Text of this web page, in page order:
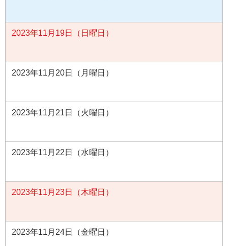
2023年11月19日（日曜日）
2023年11月20日（月曜日）
2023年11月21日（火曜日）
2023年11月22日（水曜日）
2023年11月23日（木曜日）
2023年11月24日（金曜日）